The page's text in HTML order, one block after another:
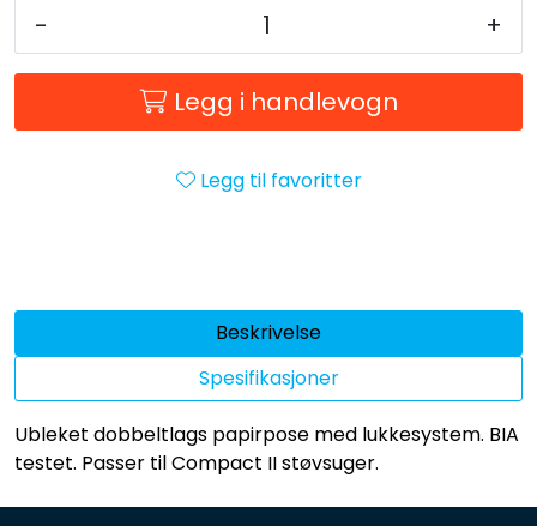
- +
Legg i handlevogn
Legg til favoritter
Beskrivelse
Spesifikasjoner
Ubleket dobbeltlags papirpose med lukkesystem. BIA
testet. Passer til Compact II støvsuger.